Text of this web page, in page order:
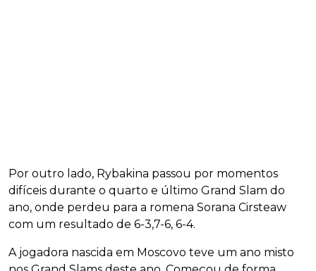
Por outro lado, Rybakina passou por momentos
difíceis durante o quarto e último Grand Slam do
ano, onde perdeu para a romena Sorana Cirsteaw
com um resultado de 6-3,7-6, 6-4.
A jogadora nascida em Moscovo teve um ano misto